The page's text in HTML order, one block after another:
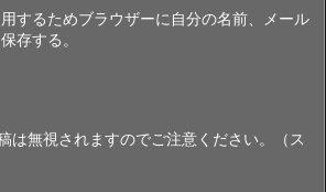
するためブラウザーに自分の名前、メール
存する。
は無視されますのでご注意ください。（ス